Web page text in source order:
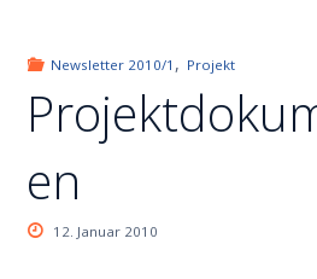
Newsletter 2010/1 , Projekt
en
12. Januar 2010